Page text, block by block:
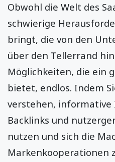
Obwohl die Welt des
schwierige
bringt, die von den
über den Tellerrand
Möglichkeiten, die ein
bietet, endlos. Indem
verstehen,
Backlinks und
nutzen und sich die
Markenkooperationen